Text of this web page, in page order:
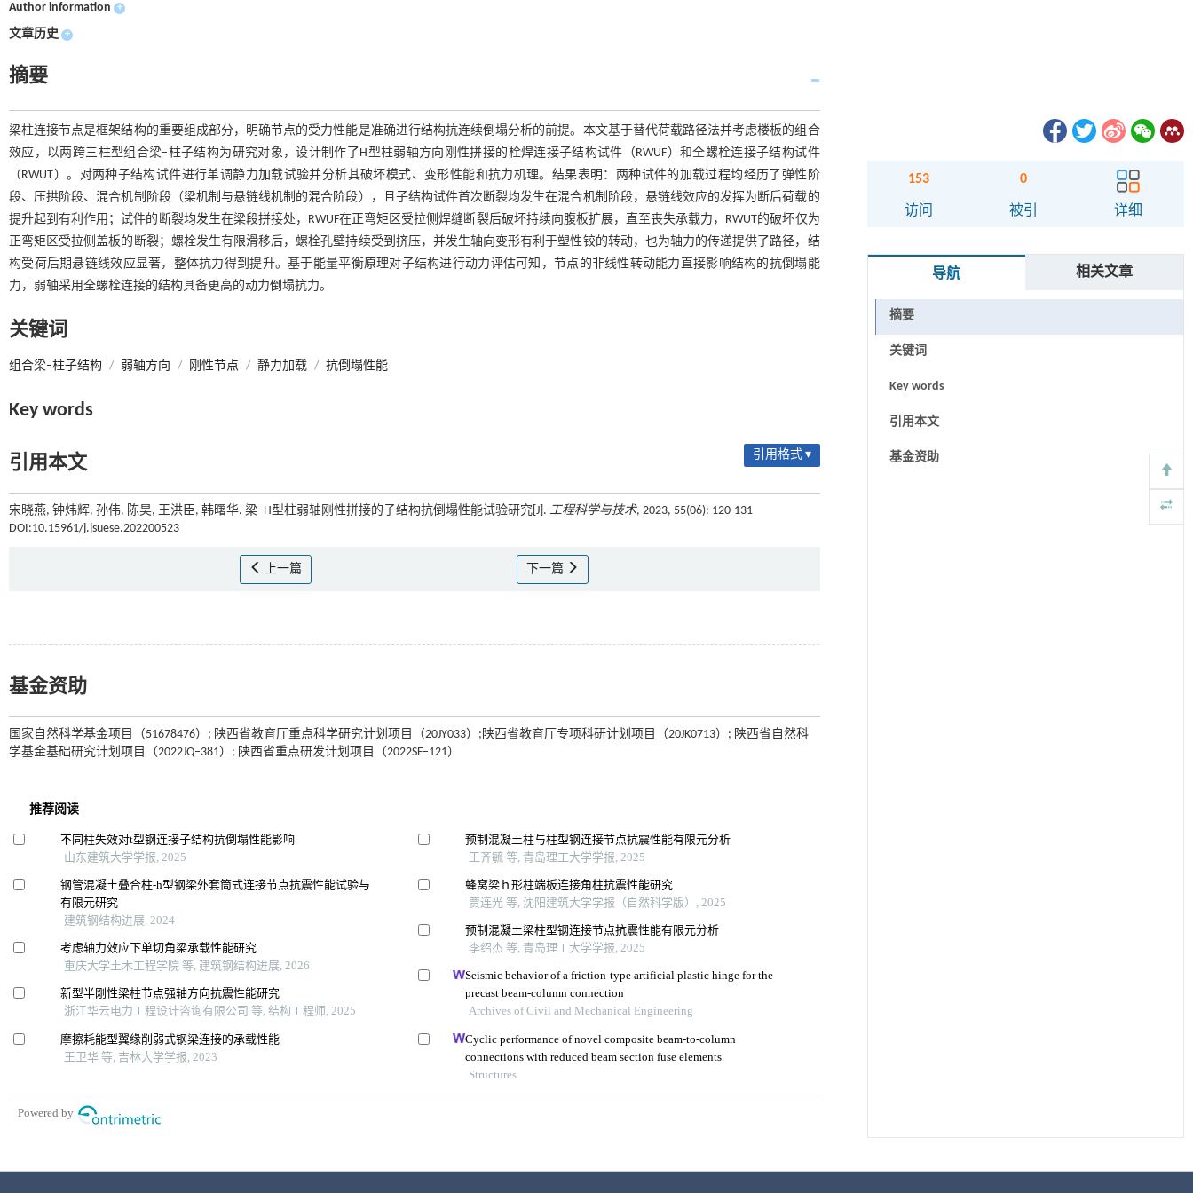
Author information +
文章历史 +
摘要
梁柱连接节点是框架结构的重要组成部分，明确节点的受力性能是准确进行结构抗连续倒塌分析的前提。本文基于替代荷载路径法并考虑楼板的组合
效应，以两跨三柱型组合梁–柱子结构为研究对象，设计制作了H型柱弱轴方向刚性拼接的栓焊连接子结构试件（RWUF）和全螺栓连接子结构试件
（RWUT）。对两种子结构试件进行单调静力加载试验并分析其破坏模式、变形性能和抗力机理。结果表明：两种试件的加载过程均经历了弹性阶
段、压拱阶段、混合机制阶段（梁机制与悬链线机制的混合阶段），且子结构试件首次断裂均发生在混合机制阶段，悬链线效应的发挥为断后荷载的
提升起到有利作用；试件的断裂均发生在梁段拼接处，RWUF在正弯矩区受拉侧焊缝断裂后破坏持续向腹板扩展，直至丧失承载力，RWUT的破坏仅为
正弯矩区受拉侧盖板的断裂；螺栓发生有限滑移后，螺栓孔壁持续受到挤压，并发生轴向变形有利于塑性铰的转动，也为轴力的传递提供了路径，结
构受荷后期悬链线效应显著，整体抗力得到提升。基于能量平衡原理对子结构进行动力评估可知，节点的非线性转动能力直接影响结构的抗倒塌能
力，弱轴采用全螺栓连接的结构具备更高的动力倒塌抗力。
关键词
组合梁–柱子结构 / 弱轴方向 / 刚性节点 / 静力加载 / 抗倒塌性能
Key words
引用本文 引用格式 ▾
宋晓燕, 钟炜辉, 孙伟, 陈昊, 王洪臣, 韩曙华. 梁–H型柱弱轴刚性拼接的子结构抗倒塌性能试验研究[J]. 工程科学与技术, 2023, 55(06): 120-131
DOI:10.15961/j.jsuese.202200523
上一篇 下一篇
基金资助
国家自然科学基金项目（51678476）; 陕西省教育厅重点科学研究计划项目（20JY033）;陕西省教育厅专项科研计划项目（20JK0713）; 陕西省自然科
学基金基础研究计划项目（2022JQ–381）; 陕西省重点研发计划项目（2022SF–121）
153
访问
0
被引 详细
导航 相关文章
摘要
关键词
Key words
引用本文
基金资助